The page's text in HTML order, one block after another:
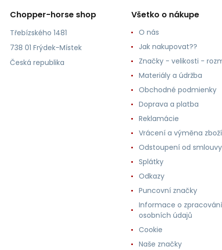
Chopper-horse shop
Třebízského 1481
738 01 Frýdek-Místek
Česká republika
Všetko o nákupe
O nás
Jak nakupovat??
Značky - velikosti -
Materiály a údržba
Obchodné podmienky
Doprava a platba
Reklamácie
Vrácení a výměna zboží
Odstoupení od smlouvy
Splátky
Odkazy
Puncovní značky
Informace o zpracování
osobních údajů
Cookie
Naše značky